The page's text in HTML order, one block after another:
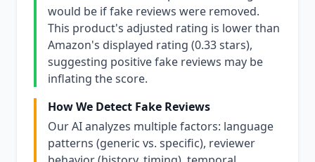
would be if fake reviews were removed.
This product's adjusted rating is lower than
Amazon's displayed rating (0.33 stars),
suggesting positive fake reviews may be
inflating the score.
How We Detect Fake Reviews
Our AI analyzes multiple factors: language
patterns (generic vs. specific), reviewer